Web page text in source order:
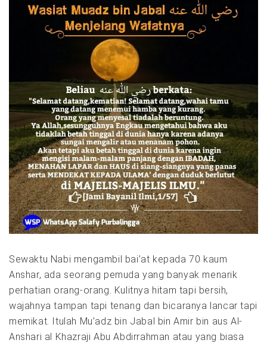
Sewaktu Nabi mengambil bai’at kepada 70 kaum
Anshar, ada seorang pemuda yang banyak menarik
perhatian orang-orang. Kulitnya hitam tapi bersih,
wajahnya tampan tapi tenang dan bicaranya lancar tapi
memikat. Itulah Mu’adz bin Jabal bin Amir bin aus Al-
Anshari al Khazraji Abu Abdirrahman atau yang biasa